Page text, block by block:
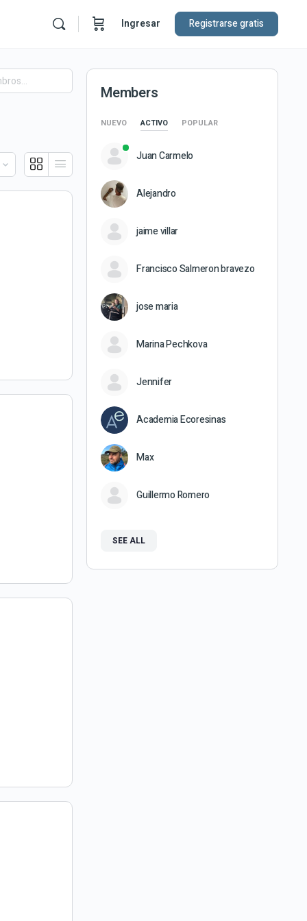
Ingresar Registrarse gratis
Members
NUEVO ACTIVO POPULAR
Juan Carmelo
Alejandro
jaime villar
Francisco Salmeron bravezo
jose maria
Marina Pechkova
Jennifer
Academia Ecoresinas
Max
Guillermo Romero
SEE ALL